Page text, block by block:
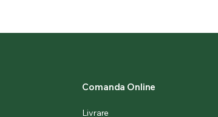
Comanda Online
Livrare